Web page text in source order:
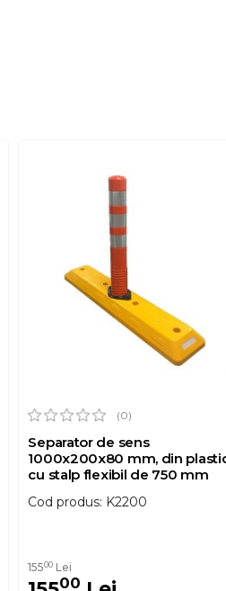
(0)
Separator de sens
1000x200x80 mm, din
cu stalp flexibil de 750 mm
Cod produs: K2200
15500 Lei
00